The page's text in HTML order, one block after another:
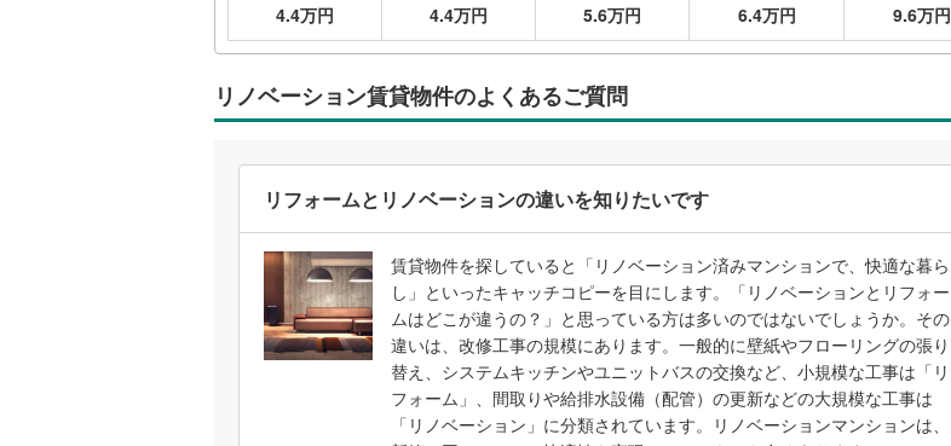
4.4万円 4.4万円 5.6万円 6.4万円 9.6万円
リノベーション賃貸物件のよくあるご質問
リフォームとリノベーションの違いを知りたいです
賃貸物件を探していると「リノベーション済みマンションで、快適な暮ら
し」といったキャッチコピーを目にします。「リノベーションとリフォー
ムはどこが違うの？」と思っている方は多いのではないでしょうか。その
違いは、改修工事の規模にあります。一般的に壁紙やフローリングの張り
替え、システムキッチンやユニットバスの交換など、小規模な工事は「リ
フォーム」、間取りや給排水設備（配管）の更新などの大規模な工事は
「リノベーション」に分類されています。リノベーションマンションは、